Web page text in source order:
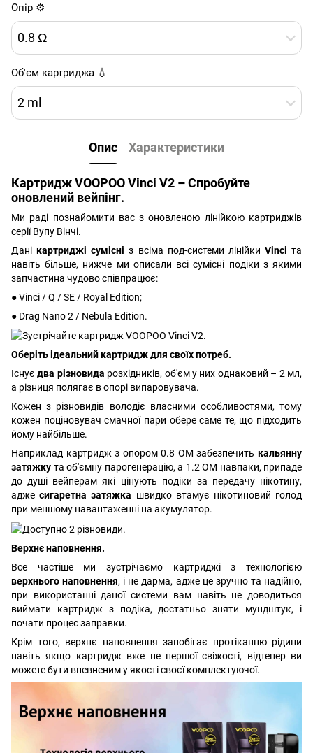
Опір ⚙️
0.8 Ω
Об'єм картриджа 💧
2 ml
Опис Характеристики
Картридж VOOPOO Vinci V2 – Спробуйте
оновлений вейпінг.
Ми раді познайомити вас з оновленою лінійкою картриджів
серії Вупу Вінчі.
Данікартриджі сумісні з всіма под-системи лінійки Vinci та
навіть більше, нижче ми описали всі сумісні подіки з якими
запчастина чудово співпрацює:
● Vinci / Q / SE / Royal Edition;
● Drag Nano 2 / Nebula Edition.
Оберіть ідеальний картридж для своїх потреб.
Існуєдва різновида розхідників, об'єм у них однаковий – 2 мл,
а різниця полягає в опорі випаровувача.
Кожен з різновидів володіє власними особливостями, тому
кожен поціновувач смачної пари обере саме те, що підходить
йому найбільше.
Наприклад картридж з опором 0.8 ОМ забезпечить кальянну
затяжку та об'ємну парогенерацію, а 1.2 ОМ навпаки, припаде
до душі вейперам які цінують подіки за передачу нікотину,
аджесигаретна затяжка швидко втамує нікотиновий голод
при меншому навантаженні на акумулятор.
Верхнє наповнення.
Все частіше ми зустрічаємо картриджі з технологією
верхнього наповнення, і не дарма, адже це зручно та надійно,
при використанні даної системи вам навіть не доводиться
виймати картридж з подіка, достатньо зняти мундштук, і
почати процес заправки.
Крім того, верхнє наповнення запобігає протіканню рідини
навіть якщо картридж вже не першої свіжості, відтепер ви
можете бути впевненим у якості своєї комплектуючої.